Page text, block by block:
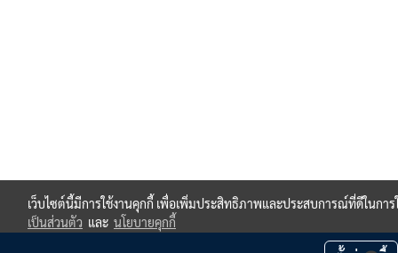
เว็บไซต์นี้มีการใช้งานคุกกี้ เพื่อเพิ่มประสิทธิภาพและประสบการณ์ที่ดีในกา
เป็นส่วนตัว และ นโยบายคุกกี้